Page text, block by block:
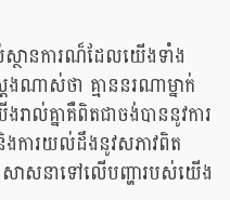
ថានការណ៏ដែលយើងទាំង
ងណាស់ថា គ្មាននរណាម្នាក់
ាល់គ្នាគឺពិតជាចង់បាននូវការ
ងការយល់ដឹងនូវសភាវពិត
ធសាសនាទៅលើបញ្ហារបស់យើង